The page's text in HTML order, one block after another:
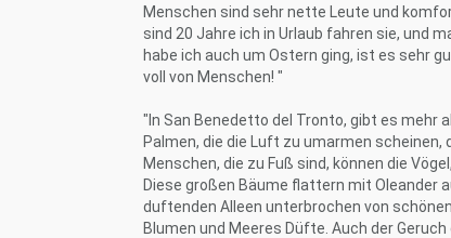
Menschen sind sehr nette Leute und
sind 20 Jahre ich in Urlaub fahren sie, und
habe ich auch um Ostern ging, ist es sehr
voll von Menschen! "
"In San Benedetto del Tronto, gibt es mehr
Palmen, die die Luft zu umarmen scheinen,
Menschen, die zu Fuß sind, können die
Diese großen Bäume flattern mit Oleander
duftenden Alleen unterbrochen von schönen
Blumen und Meeres Düfte. Auch der Geruch